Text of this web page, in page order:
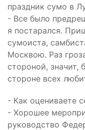
праздник сумо в
- Все было
я постарался.
сумоиста,
Москвою. Раз
стороной, значит,
стороне всех
- Как оцениваете
- Хорошее
руководство